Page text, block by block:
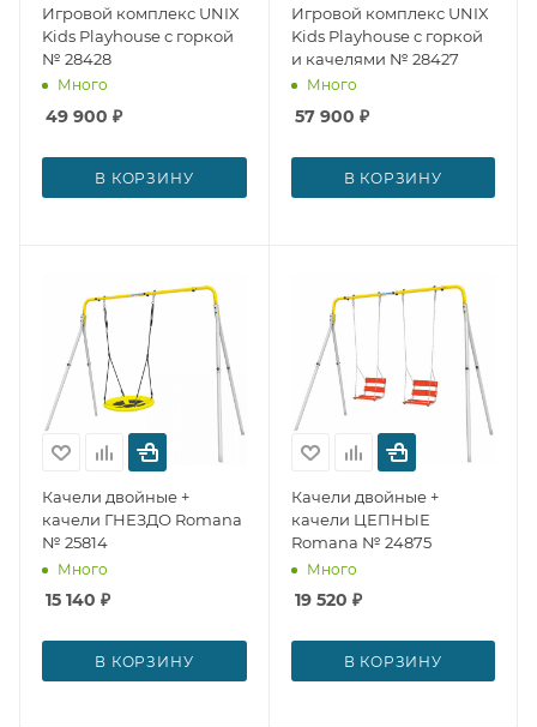
Игровой комплекс UNIX
Kids Playhouse с горкой
№ 28428
Много
49 900 ₽
В КОРЗИНУ
Игровой комплекс UNIX
Kids Playhouse с горкой
и качелями № 28427
Много
57 900 ₽
В КОРЗИНУ
Качели двойные +
качели ГНЕЗДО Romana
№ 25814
Много
15 140 ₽
В КОРЗИНУ
Качели двойные +
качели ЦЕПНЫЕ
Romana № 24875
Много
19 520 ₽
В КОРЗИНУ